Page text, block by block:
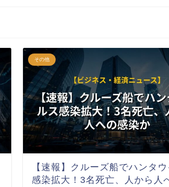
その他
【速報】クルーズ船でハンタ
感染拡大！3名死亡、人から人